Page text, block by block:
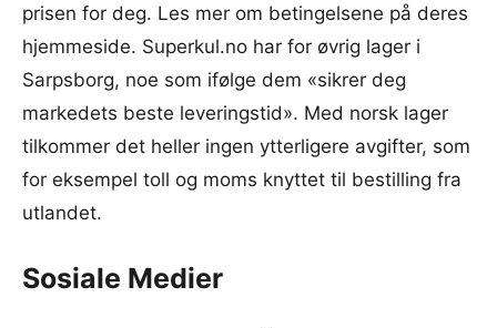
prisen for deg. Les mer om betingelsene på deres
hjemmeside. Superkul.no har for øvrig lager i
Sarpsborg, noe som ifølge dem «sikrer deg
markedets beste leveringstid». Med norsk lager
tilkommer det heller ingen ytterligere avgifter, som
for eksempel toll og moms knyttet til bestilling fra
utlandet.
Sosiale Medier